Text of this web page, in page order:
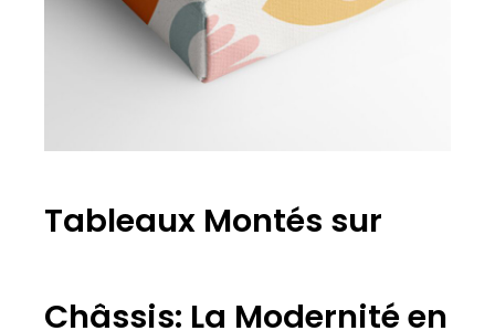
Tableaux Montés sur
Châssis: La Modernité en